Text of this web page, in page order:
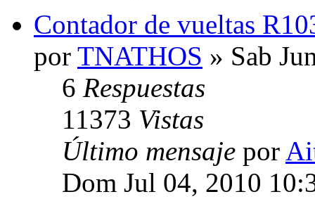
Contador de vueltas
por TNATHOS » Sab
6 Respuestas
11373 Vistas
Último mensaje por
Dom Jul 04, 2010